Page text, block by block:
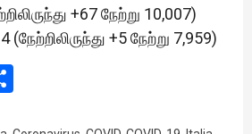
+67 நேற்று 10,007)
(நேற்றிலிருந்து +5 நேற்று 7,959)